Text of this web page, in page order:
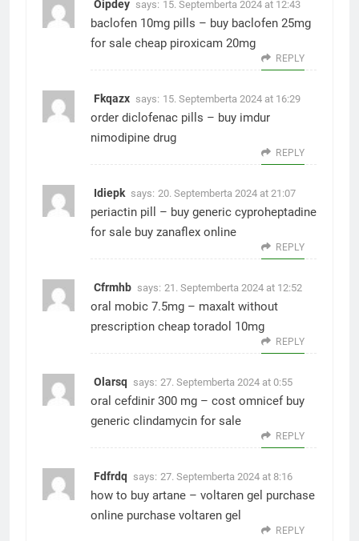
Oipdey says: 15. Septemberta 2024 at 12:43
baclofen 10mg pills – buy baclofen 25mg
for sale cheap piroxicam 20mg
REPLY
Fkqazx says: 15. Septemberta 2024 at 16:29
order diclofenac pills – buy imdur
nimodipine drug
REPLY
Idiepk says: 20. Septemberta 2024 at 21:07
periactin pill – buy generic cyproheptadine
for sale buy zanaflex online
REPLY
Cfrmhb says: 21. Septemberta 2024 at 12:52
oral mobic 7.5mg – maxalt without
prescription cheap toradol 10mg
REPLY
Olarsq says: 27. Septemberta 2024 at 0:55
oral cefdinir 300 mg – cost omnicefbuy
generic clindamycin for sale
REPLY
Fdfrdq says: 27. Septemberta 2024 at 8:16
how to buy artane – voltaren gel purchase
online purchase voltaren gel
REPLY